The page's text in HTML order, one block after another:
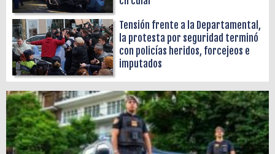
Tensión frente a la Departamental,
la protesta por seguridad terminó
con policías heridos, forcejeos e
imputados